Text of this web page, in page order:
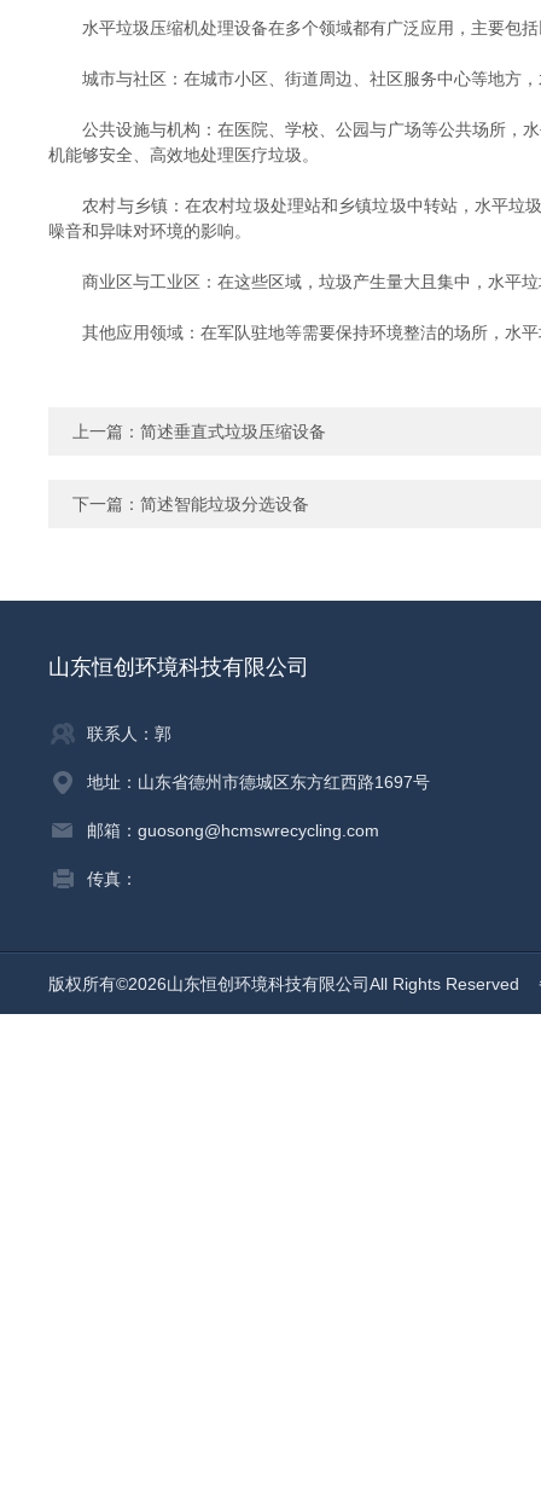
水平垃圾压缩机处理设备在多个领域都有广泛应用，主要包括
城市与社区‌：在城市小区、街道周边、社区服务中心等地方，
公共设施与机构‌：在医院、学校、公园与广场等公共场所，水
机能够安全、高效地处理医疗垃圾‌。
农村与乡镇‌：在农村垃圾处理站和乡镇垃圾中转站，水平垃圾
噪音和异味对环境的影响‌。
商业区与工业区‌：在这些区域，垃圾产生量大且集中，水平垃
其他应用领域‌：在军队驻地等需要保持环境整洁的场所，水平
上一篇： 简述垂直式垃圾压缩设备
下一篇： 简述智能垃圾分选设备
山东恒创环境科技有限公司
联系人：郭
地址：山东省德州市德城区东方红西路1697号
邮箱：guosong@hcmswrecycling.com
传真：
版权所有©2026山东恒创环境科技有限公司All Rights Reserved